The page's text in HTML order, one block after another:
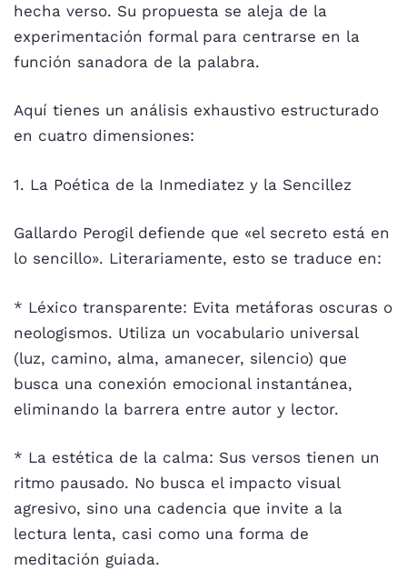
hecha verso. Su propuesta se aleja de la
experimentación formal para centrarse en la
función sanadora de la palabra.
Aquí tienes un análisis exhaustivo estructurado
en cuatro dimensiones:
1. La Poética de la Inmediatez y la Sencillez
Gallardo Perogil defiende que «el secreto está en
lo sencillo». Literariamente, esto se traduce en:
* Léxico transparente: Evita metáforas oscuras o
neologismos. Utiliza un vocabulario universal
(luz, camino, alma, amanecer, silencio) que
busca una conexión emocional instantánea,
eliminando la barrera entre autor y lector.
* La estética de la calma: Sus versos tienen un
ritmo pausado. No busca el impacto visual
agresivo, sino una cadencia que invite a la
lectura lenta, casi como una forma de
meditación guiada.